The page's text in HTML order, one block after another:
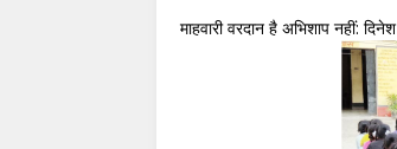
माहवारी वरदान है अभिशाप नहीं: दिनेश